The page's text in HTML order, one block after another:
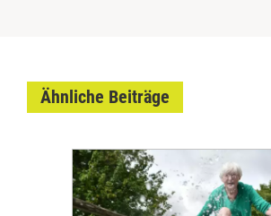
Ähnliche Beiträge